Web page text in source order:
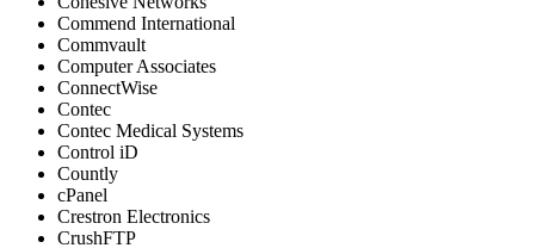
Commend International
Commvault
Computer Associates
ConnectWise
Contec
Contec Medical Systems
Control iD
Countly
cPanel
Crestron Electronics
CrushFTP